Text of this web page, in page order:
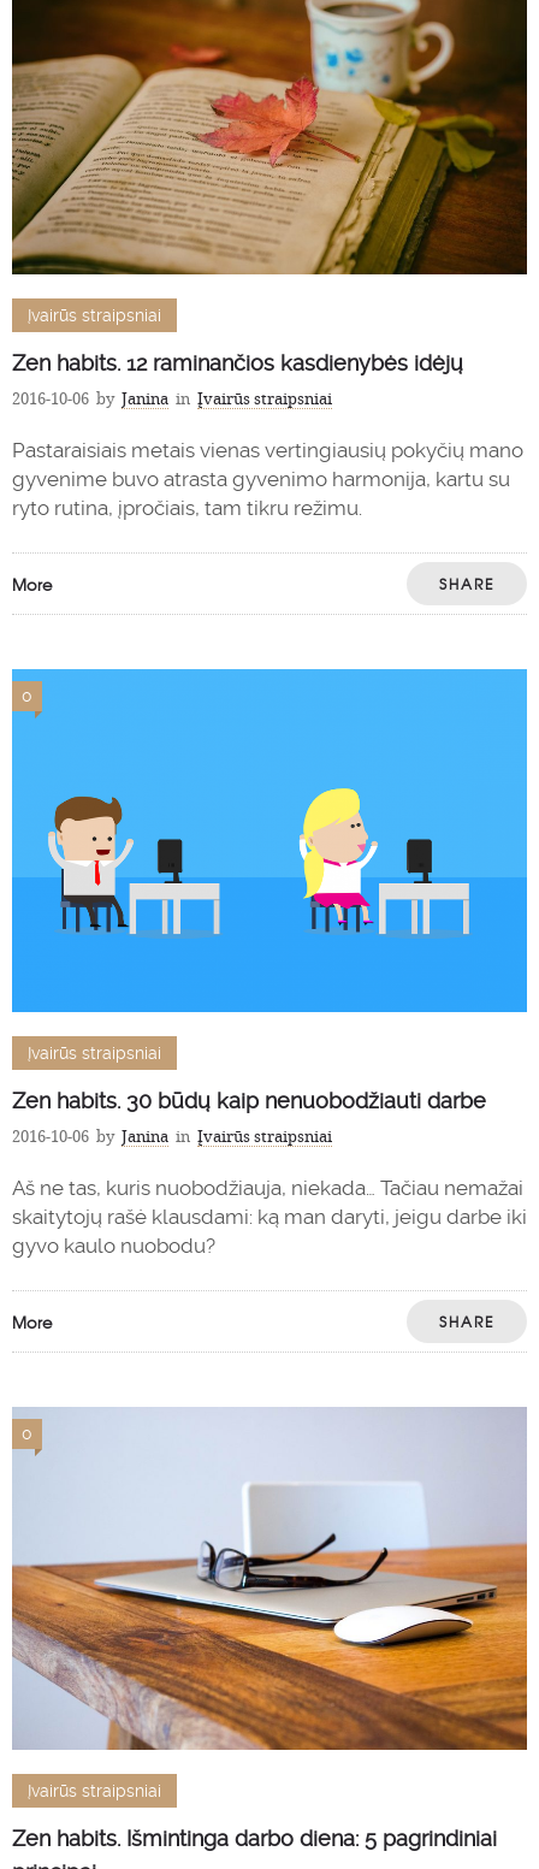
Įvairūs straipsniai
Zen habits. 12 raminančios kasdienybės idėjų
2016-10-06 by Janina in Įvairūs straipsniai
Pastaraisiais metais vienas vertingiausių pokyčių mano
gyvenime buvo atrasta gyvenimo harmonija, kartu su
ryto rutina, įpročiais, tam tikru režimu.
More SHARE
0
Įvairūs straipsniai
Zen habits. 30 būdų kaip nenuobodžiauti darbe
2016-10-06 by Janina in Įvairūs straipsniai
Aš ne tas, kuris nuobodžiauja, niekada… Tačiau nemažai
skaitytojų rašė klausdami: ką man daryti, jeigu darbe iki
gyvo kaulo nuobodu?
More SHARE
0
Įvairūs straipsniai
Zen habits. Išmintinga darbo diena: 5 pagrindiniai